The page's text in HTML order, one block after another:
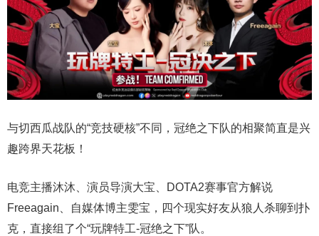
与切西瓜战队的“竞技硬核”不同，冠绝之下队的相聚简直是兴
趣跨界天花板！
电竞主播沐沐、演员导演大宝、DOTA2赛事官方解说
Freeagain、自媒体博主雯宝，四个现实好友从狼人杀聊到扑
克，直接组了个“玩牌特工-冠绝之下”队。